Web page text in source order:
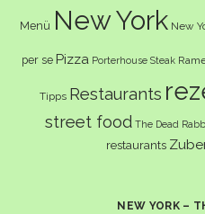
Menü New York New
per se Pizza Porterhouse Steak
Tipps Restaurants
street food The Dead
restaurants
NEW YORK –